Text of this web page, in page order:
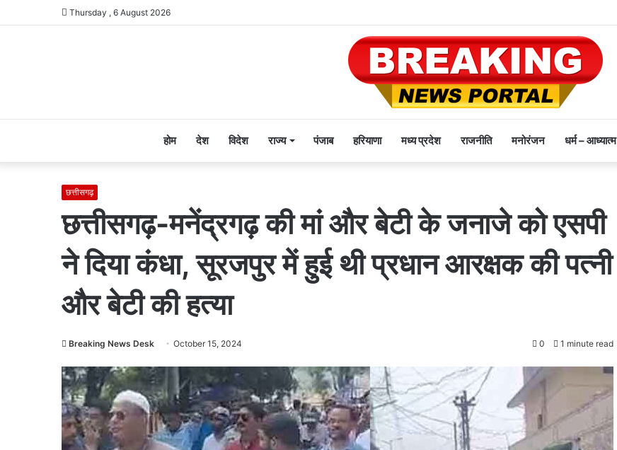
Thursday , 6 August 2026
होम देश विदेश राज्य पंजाब हरियाणा मध्य प्रदेश राजनीति मनोरंजन धर्म – आध्यात्म
छत्तीसगढ़
छत्तीसगढ़-मनेंद्रगढ़ की मां और बेटी के जनाजे को एसपी
ने दिया कंधा, सूरजपुर में हुई थी प्रधान आरक्षक की पत्नी
और बेटी की हत्या
Breaking News Desk October 15, 2024 0 1 minute read